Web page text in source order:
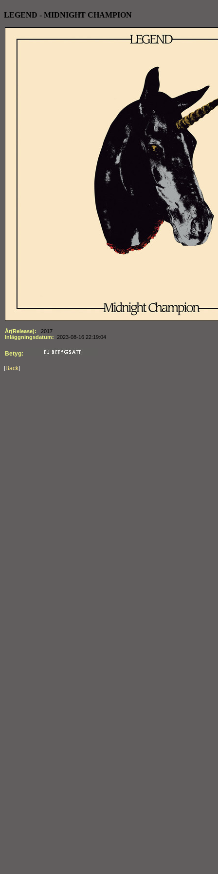
LEGEND - MIDNIGHT CHAMPION
År(Release):
2017
Inläggningsdatum: 2023-08-16 22:19:04
Betyg:
[Back]